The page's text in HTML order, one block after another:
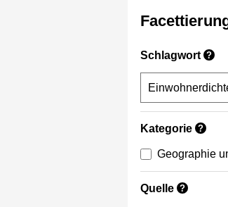
Schlagwort ?
Kategorie ?
Geographie
Quelle ?